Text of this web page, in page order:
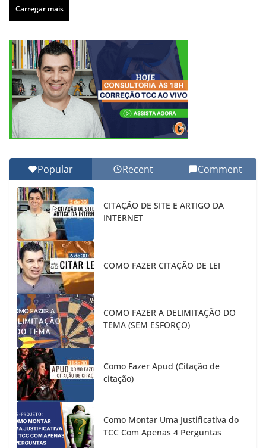
Carregar mais
Popular Recent Comment
CITAÇÃO DE SITE E ARTIGO DA
INTERNET
COMO FAZER CITAÇÃO DE LEI
COMO FAZER A DELIMITAÇÃO DO
TEMA (SEM ESFORÇO)
Como Fazer Apud (Citação de
citação)
Como Montar Uma Justificativa do
TCC Com Apenas 4 Perguntas